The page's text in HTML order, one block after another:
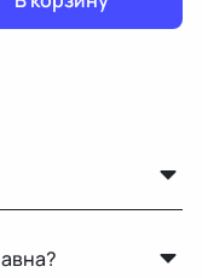
и арабских